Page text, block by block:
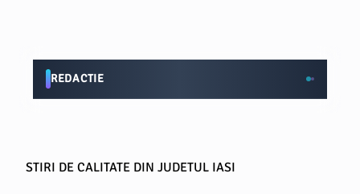
REDACTIE
STIRI DE CALITATE DIN JUDETUL IASI